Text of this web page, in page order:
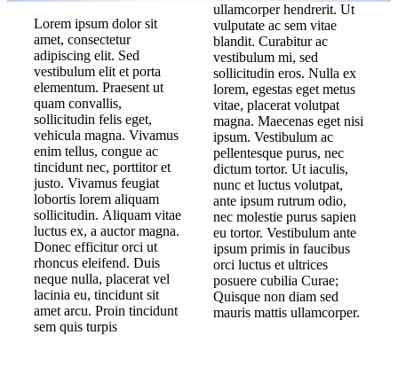
Lorem ipsum dolor sit
amet, consectetur
adipiscing elit. Sed
vestibulum elit et porta
elementum. Praesent ut
quam convallis,
sollicitudin felis eget,
vehicula magna. Vivamus
enim tellus, congue ac
tincidunt nec, porttitor et
justo. Vivamus feugiat
lobortis lorem aliquam
sollicitudin. Aliquam vitae
luctus ex, a auctor magna.
Donec efficitur orci ut
rhoncus eleifend. Duis
neque nulla, placerat vel
lacinia eu, tincidunt sit
amet arcu. Proin tincidunt
sem quis turpis
ullamcorper hendrerit. Ut
vulputate ac sem vitae
blandit. Curabitur ac
vestibulum mi, sed
sollicitudin eros. Nulla ex
lorem, egestas eget metus
vitae, placerat volutpat
magna. Maecenas eget nisi
ipsum. Vestibulum ac
pellentesque purus, nec
dictum tortor. Ut iaculis,
nunc et luctus volutpat,
ante ipsum rutrum odio,
nec molestie purus sapien
eu tortor. Vestibulum ante
ipsum primis in faucibus
orci luctus et ultrices
posuere cubilia Curae;
Quisque non diam sed
mauris mattis ullamcorper.